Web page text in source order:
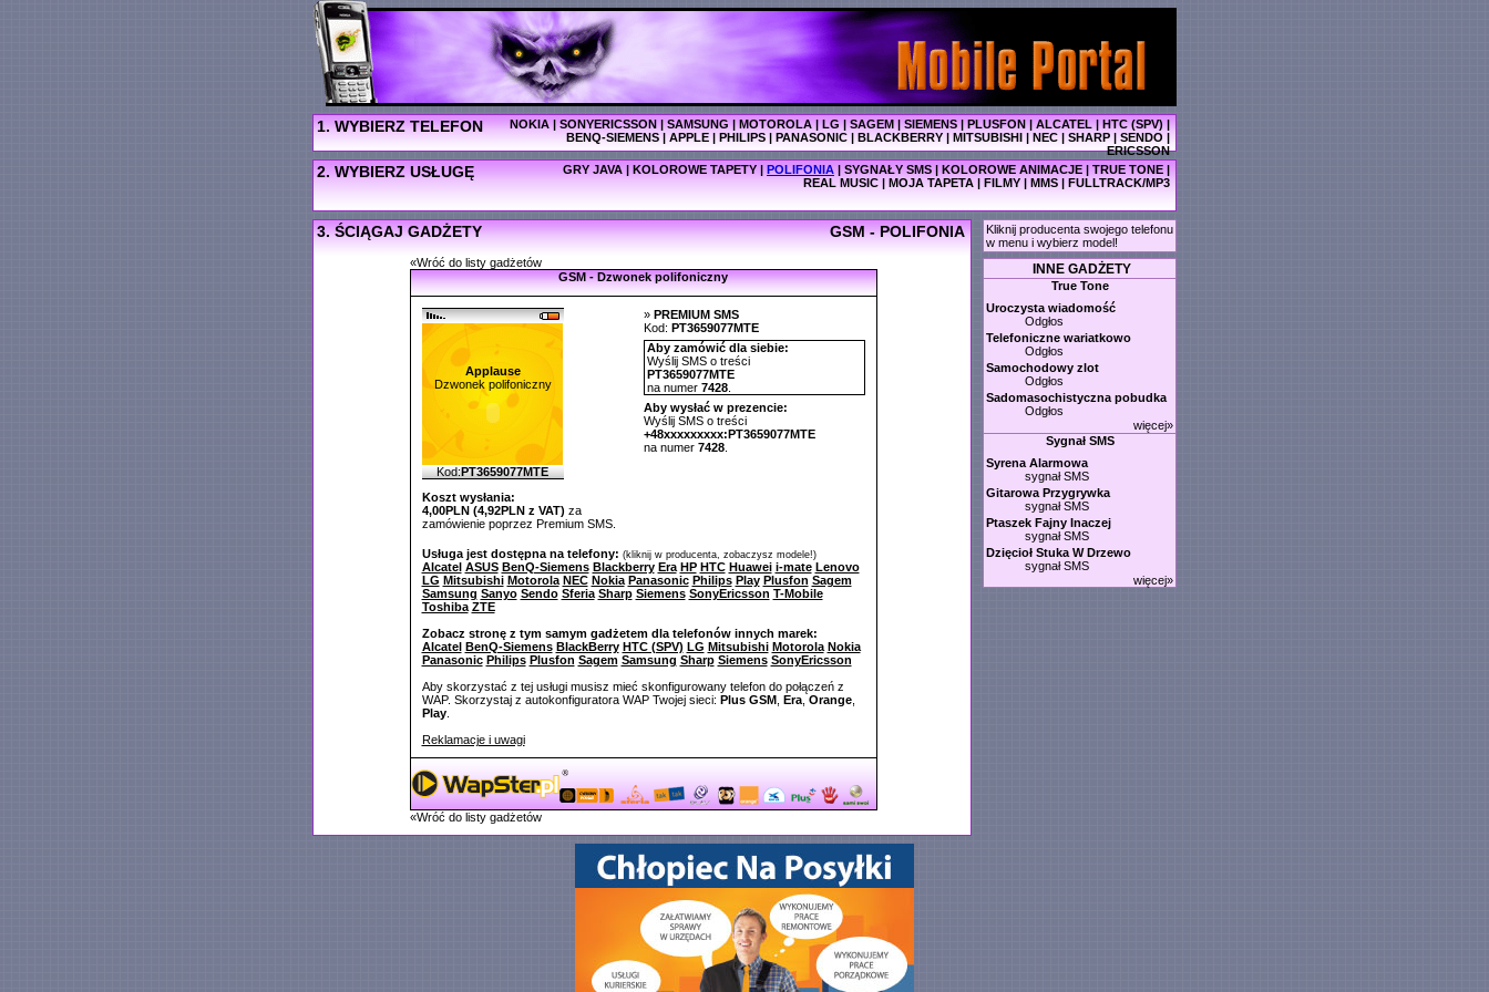
1. WYBIERZ TELEFON NOKIA|SONYERICSSON|SAMSUNG|MOTOROLA|LG|SAGEM|SIEMENS|PLUSFON|ALCATEL|HTC (SPV)|
BENQ-SIEMENS|APPLE|PHILIPS|PANASONIC|BLACKBERRY|MITSUBISHI|NEC|SHARP|SENDO|
ERICSSON
2. WYBIERZ USŁUGĘ GRY JAVA | KOLOROWE TAPETY | POLIFONIA | SYGNAŁY SMS | KOLOROWE ANIMACJE | TRUE TONE |
REAL MUSIC | MOJA TAPETA | FILMY | MMS | FULLTRACK/MP3
3. ŚCIĄGAJ GADŻETY GSM - POLIFONIA
«Wróć do listy gadżetów
GSM - Dzwonek polifoniczny
Applause
Dzwonek polifoniczny
Kod:PT3659077MTE
Koszt wysłania:
4,00PLN (4,92PLN z VAT) za
zamówienie poprzez Premium SMS.
» PREMIUM SMS
Kod: PT3659077MTE
Aby zamówić dla siebie:
Wyślij SMS o treści
PT3659077MTE
na numer 7428.
Aby wysłać w prezencie:
Wyślij SMS o treści
+48xxxxxxxxx:PT3659077MTE
na numer 7428.
Usługa jest dostępna na telefony: (kliknij w producenta, zobaczysz modele!)
Alcatel ASUS BenQ-Siemens Blackberry Era HP HTC Huawei i-mate Lenovo
LG Mitsubishi Motorola NEC Nokia Panasonic Philips Play Plusfon Sagem
Samsung Sanyo Sendo Sferia Sharp Siemens SonyEricsson T-Mobile
Toshiba ZTE
Zobacz stronę z tym samym gadżetem dla telefonów innych marek:
Alcatel BenQ-Siemens BlackBerry HTC (SPV) LG Mitsubishi Motorola Nokia
Panasonic Philips Plusfon Sagem Samsung Sharp Siemens SonyEricsson
Aby skorzystać z tej usługi musisz mieć skonfigurowany telefon do połączeń z
WAP. Skorzystaj z autokonfiguratora WAP Twojej sieci: Plus GSM, Era, Orange,
Play.
Reklamacje i uwagi
«Wróć do listy gadżetów
Kliknij producenta swojego telefonu
w menu i wybierz model!
INNE GADŻETY
True Tone
Uroczysta wiadomość
Odgłos
Telefoniczne wariatkowo
Odgłos
Samochodowy zlot
Odgłos
Sadomasochistyczna pobudka
Odgłos
więcej»
Sygnał SMS
Syrena Alarmowa
sygnał SMS
Gitarowa Przygrywka
sygnał SMS
Ptaszek Fajny Inaczej
sygnał SMS
Dzięcioł Stuka W Drzewo
sygnał SMS
więcej»